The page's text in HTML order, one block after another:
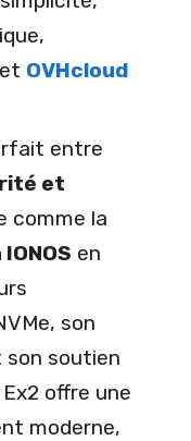
OVHcloud
entre
et
comme la
en
son
soutien
offre une
moderne,